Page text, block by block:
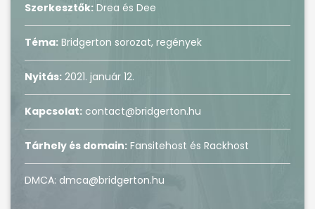
Szerkesztők: Drea és Dee
Téma: Bridgerton sorozat, regények
Nyitás: 2021. január 12.
Kapcsolat: contact@bridgerton.hu
Tárhely és domain: Fansitehost és Rackhost
DMCA: dmca@bridgerton.hu